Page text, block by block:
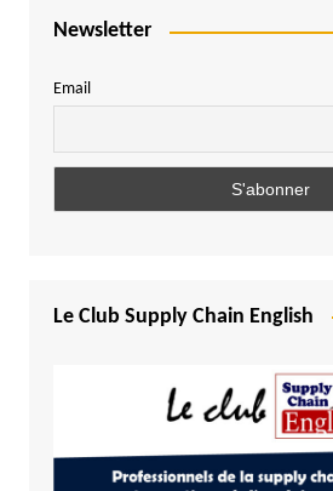
Newsletter
Email
Le Club Supply Chain English